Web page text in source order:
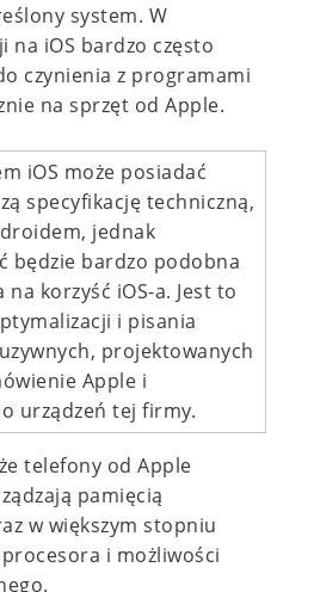
system. W
na iOS bardzo często
czynienia z programami
na sprzęt od Apple.
iOS może posiadać
specyfikację techniczną,
jednak
będzie bardzo podobna
na korzyść iOS-a. Jest to
i pisania
projektowanych
Apple i
urządzeń tej firmy.
telefony od Apple
pamięcią
w większym stopniu
i możliwości